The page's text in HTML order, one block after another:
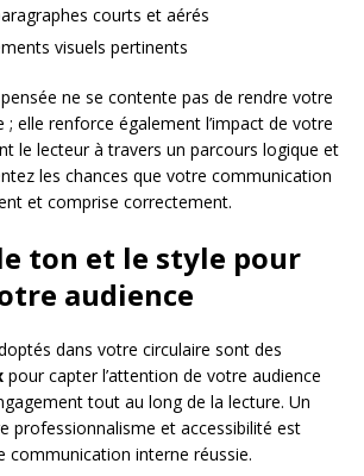
courts et aérés
visuels pertinents
ne se contente pas de rendre votre
; elle renforce également l’impact de votre
le lecteur à travers un parcours logique et
les chances que votre communication
et comprise correctement.
ton et le style pour
audience
dans votre circulaire sont des
pour capter l’attention de votre audience
tout au long de la lecture. Un
professionnalisme et accessibilité est
communication interne réussie.